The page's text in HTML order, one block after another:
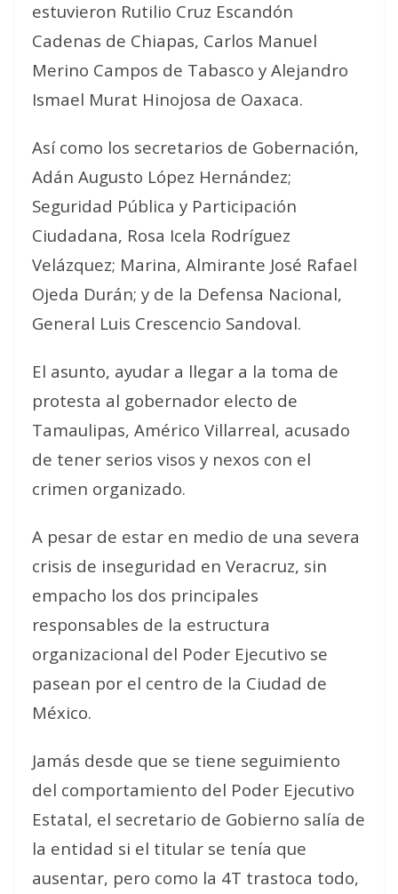
estuvieron Rutilio Cruz Escandón
Cadenas de Chiapas, Carlos Manuel
Merino Campos de Tabasco y Alejandro
Ismael Murat Hinojosa de Oaxaca.
Así como los secretarios de Gobernación,
Adán Augusto López Hernández;
Seguridad Pública y Participación
Ciudadana, Rosa Icela Rodríguez
Velázquez; Marina, Almirante José Rafael
Ojeda Durán; y de la Defensa Nacional,
General Luis Crescencio Sandoval.
El asunto, ayudar a llegar a la toma de
protesta al gobernador electo de
Tamaulipas, Américo Villarreal, acusado
de tener serios visos y nexos con el
crimen organizado.
A pesar de estar en medio de una severa
crisis de inseguridad en Veracruz, sin
empacho los dos principales
responsables de la estructura
organizacional del Poder Ejecutivo se
pasean por el centro de la Ciudad de
México.
Jamás desde que se tiene seguimiento
del comportamiento del Poder Ejecutivo
Estatal, el secretario de Gobierno salía de
la entidad si el titular se tenía que
ausentar, pero como la 4T trastoca todo,